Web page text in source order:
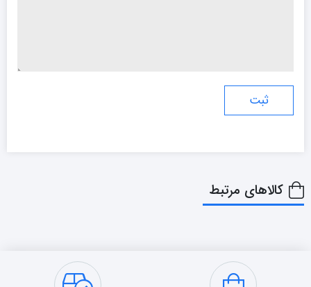
کالاهای مرتبط